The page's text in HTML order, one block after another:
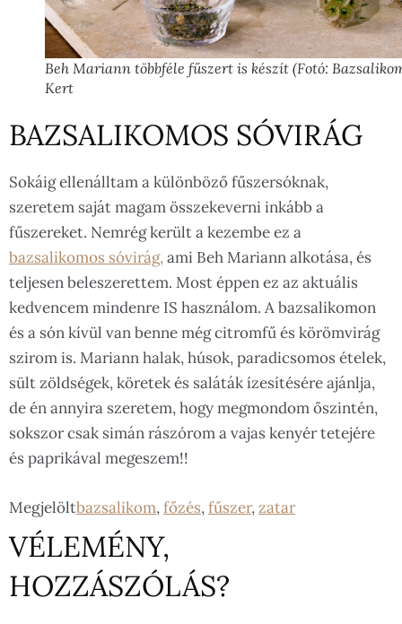
Beh Mariann többféle fűszert is készít (Fotó:
Kert
BAZSALIKOMOS SÓVIRÁG
Sokáig ellenálltam a különböző fűszersóknak,
szeretem saját magam összekeverni inkább a
fűszereket. Nemrég került a kezembe ez a
bazsalikomos sóvirág,ami Beh Mariann alkotása, és
teljesen beleszerettem. Most éppen ez az aktuális
kedvencem mindenre IS használom. A bazsalikomon
és a són kívül van benne még citromfű és körömvirág
szirom is. Mariannhalak, húsok, paradicsomos ételek,
sült zöldségek, köretek és saláták ízesítésére ajánlja,
de én annyira szeretem, hogy megmondom őszintén,
sokszor csak simán rászórom a vajas kenyér tetejére
és paprikával megeszem!!
Megjelöltbazsalikom,főzés,fűszer,zatar
VÉLEMÉNY,
HOZZÁSZÓLÁS?